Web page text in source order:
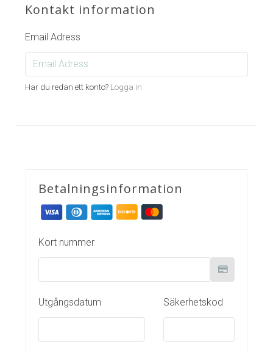
Kontakt information
Email Adress
Har du redan ett konto? Logga in
Betalningsinformation
Kort nummer
Utgångsdatum Säkerhetskod